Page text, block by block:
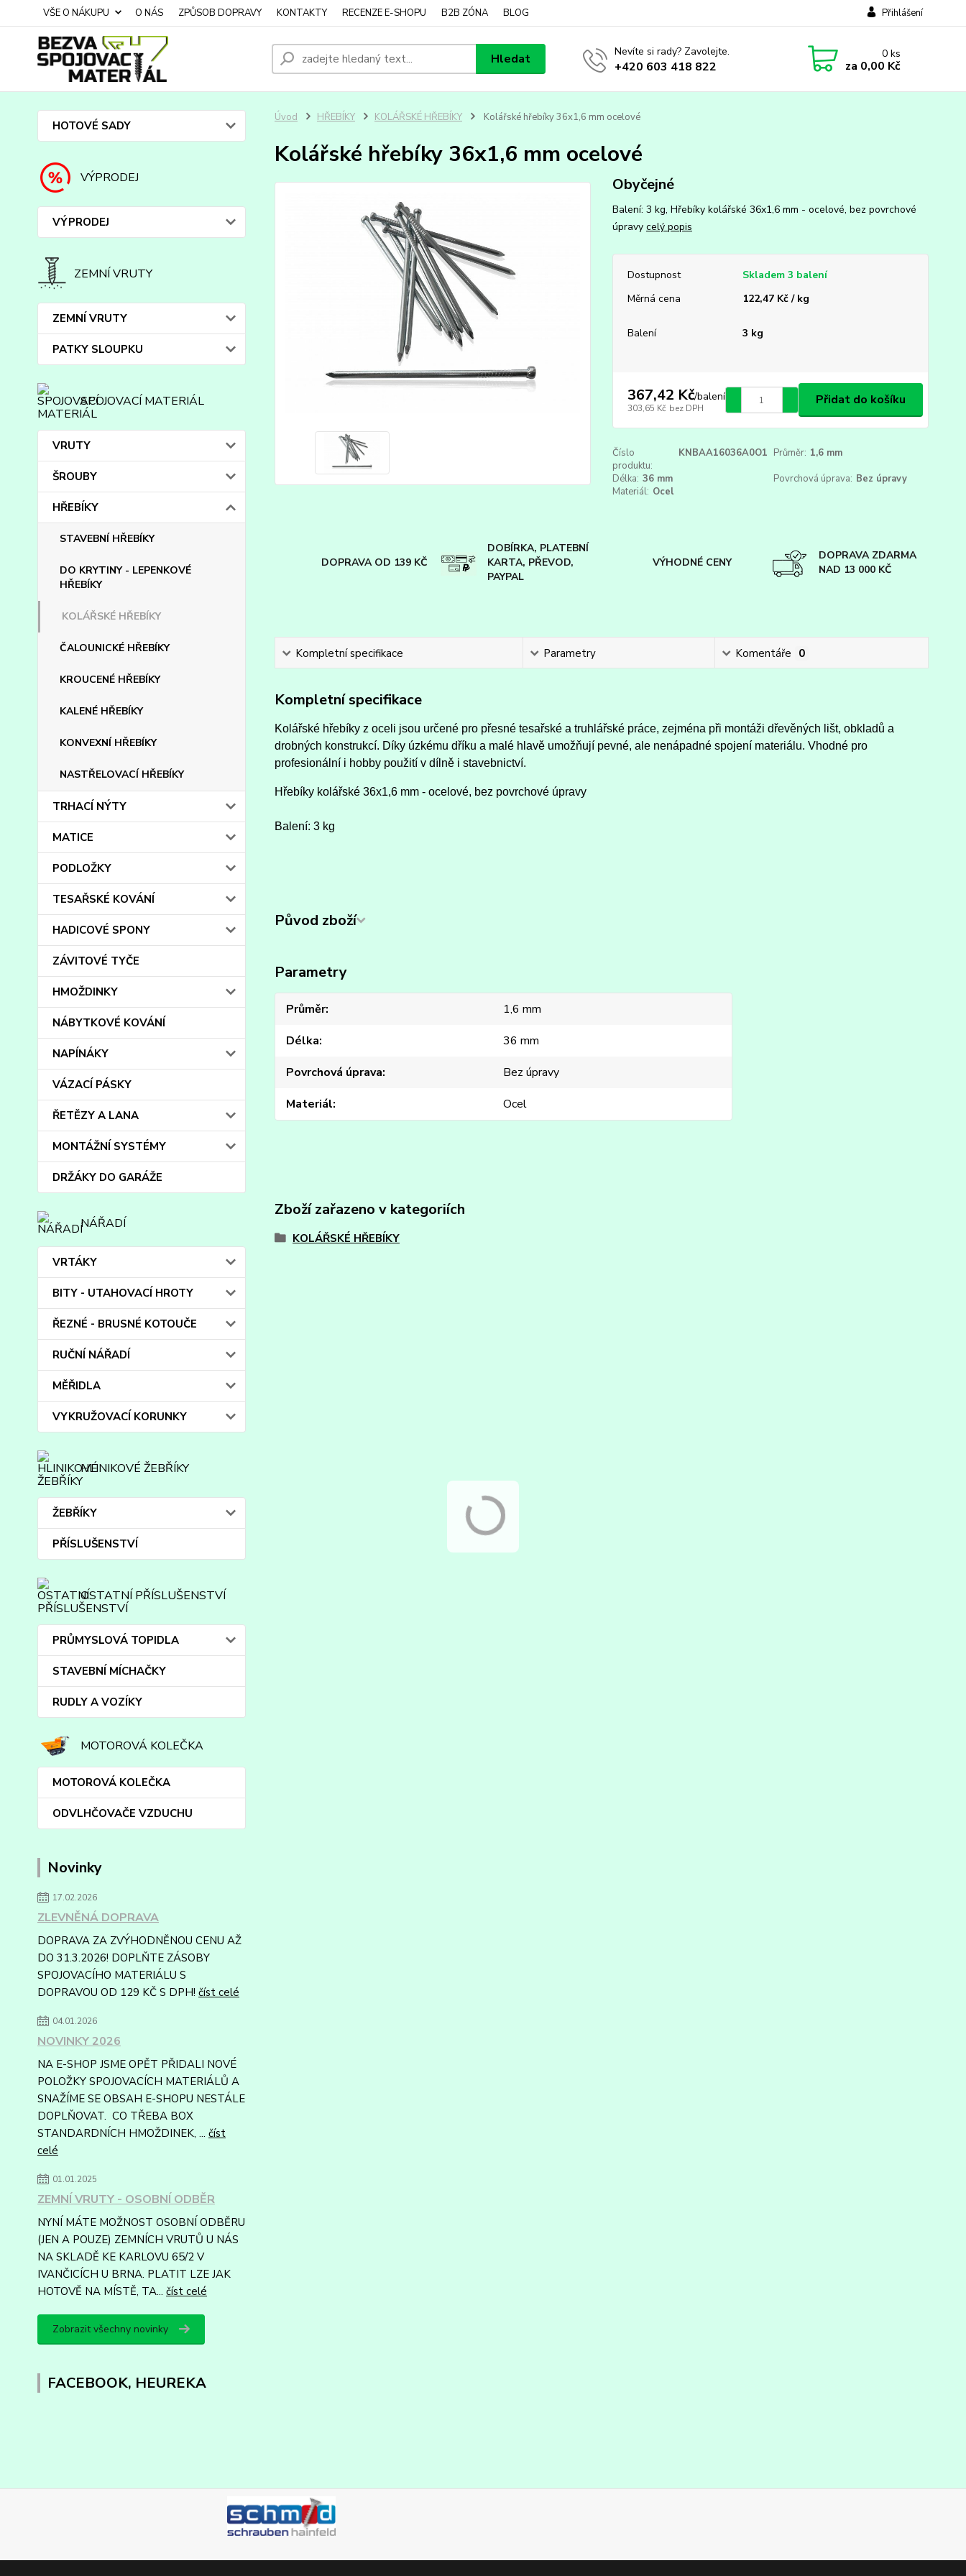
VŠE O NÁKUPU O NÁS ZPŮSOB DOPRAVY KONTAKTY RECENZE E-SHOPU B2B ZÓNA BLOG Přihlášení
Hledat Nevíte si rady? Zavolejte.
+420 603 418 822
0ks
za 0,00 Kč
HOTOVÉ SADY
VÝPRODEJ
VÝPRODEJ
ZEMNÍ VRUTY
ZEMNÍ VRUTY
PATKY SLOUPKU
SPOJOVACÍ MATERIÁL
VRUTY
ŠROUBY
HŘEBÍKY
STAVEBNÍ HŘEBÍKY
DO KRYTINY - LEPENKOVÉ
HŘEBÍKY
KOLÁŘSKÉ HŘEBÍKY
ČALOUNICKÉ HŘEBÍKY
KROUCENÉ HŘEBÍKY
KALENÉ HŘEBÍKY
KONVEXNÍ HŘEBÍKY
NASTŘELOVACÍ HŘEBÍKY
TRHACÍ NÝTY
MATICE
PODLOŽKY
TESAŘSKÉ KOVÁNÍ
HADICOVÉ SPONY
ZÁVITOVÉ TYČE
HMOŽDINKY
NÁBYTKOVÉ KOVÁNÍ
NAPÍNÁKY
VÁZACÍ PÁSKY
ŘETĚZY A LANA
MONTÁŽNÍ SYSTÉMY
DRŽÁKY DO GARÁŽE
NÁŘADÍ
VRTÁKY
BITY - UTAHOVACÍ HROTY
ŘEZNÉ - BRUSNÉ KOTOUČE
RUČNÍ NÁŘADÍ
MĚŘIDLA
VYKRUŽOVACÍ KORUNKY
HLINIKOVÉ ŽEBŘÍKY
ŽEBŘÍKY
PŘÍSLUŠENSTVÍ
OSTATNÍ PŘÍSLUŠENSTVÍ
PRŮMYSLOVÁ TOPIDLA
STAVEBNÍ MÍCHAČKY
RUDLY A VOZÍKY
MOTOROVÁ KOLEČKA
MOTOROVÁ KOLEČKA
ODVLHČOVAČE VZDUCHU
Novinky
17.02.2026
ZLEVNĚNÁ DOPRAVA
DOPRAVA ZA ZVÝHODNĚNOU CENU AŽ
DO 31.3.2026! DOPLŇTE ZÁSOBY
SPOJOVACÍHO MATERIÁLU S
DOPRAVOU OD 129 KČ S DPH! číst celé
04.01.2026
NOVINKY 2026
NA E-SHOP JSME OPĚT PŘIDALI NOVÉ
POLOŽKY SPOJOVACÍCH MATERIÁLŮ A
SNAŽÍME SE OBSAH E-SHOPU NESTÁLE
DOPLŇOVAT. CO TŘEBA BOX
STANDARDNÍCH HMOŽDINEK, ... číst
celé
01.01.2025
ZEMNÍ VRUTY - OSOBNÍ ODBĚR
NYNÍ MÁTE MOŽNOST OSOBNÍ ODBĚRU
(JEN A POUZE) ZEMNÍCH VRUTŮ U NÁS
NA SKLADĚ KE KARLOVU 65/2 V
IVANČICÍCH U BRNA. PLATIT LZE JAK
HOTOVĚ NA MÍSTĚ, TA... číst celé
Zobrazit všechny novinky
FACEBOOK, HEUREKA
Úvod HŘEBÍKY KOLÁŘSKÉ HŘEBÍKY Kolářské hřebíky 36x1,6 mm ocelové
Kolářské hřebíky 36x1,6 mm ocelové
Obyčejné
Balení: 3 kg, Hřebíky kolářské 36x1,6 mm - ocelové, bez povrchové
úpravy celý popis
Dostupnost
Skladem 3 balení
Měrná cena
122,47 Kč / kg
Balení 3 kg
367,42 Kč/balení
303,65 Kč bez DPH
Přidat do košíku
Číslo
produktu:
KNBAA16036A0O1 Průměr: 1,6 mm
Délka: 36 mm Povrchová úprava: Bez úpravy
Materiál: Ocel
DOPRAVA OD 139 KČ
DOBÍRKA, PLATEBNÍ
KARTA, PŘEVOD,
PAYPAL
VÝHODNÉ CENY
DOPRAVA ZDARMA
NAD 13 000 KČ
Kompletní specifikace Parametry Komentáře 0
Kompletní specifikace
Kolářské hřebíky z oceli jsou určené pro přesné tesařské a truhlářské práce, zejména při montáži dřevěných lišt, obkladů a
drobných konstrukcí. Díky úzkému dříku a malé hlavě umožňují pevné, ale nenápadné spojení materiálu. Vhodné pro
profesionální i hobby použití v dílně i stavebnictví.
Hřebíky kolářské 36x1,6 mm - ocelové, bez povrchové úpravy
Balení: 3 kg
Původ zboží
Parametry
Průměr
1,6 mm
Délka
36 mm
Povrchová úprava
Bez úpravy
Materiál
Ocel
Zboží zařazeno v kategoriích
KOLÁŘSKÉ HŘEBÍKY